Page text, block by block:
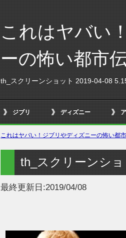
これはヤバい
ーの怖い都市
th_スクリーンショット 2019-04-08
ジブリ ディズニー
これはヤバい！ジブリやディズニーの怖い都
th_スクリーンシ
最終更新日:2019/04/08